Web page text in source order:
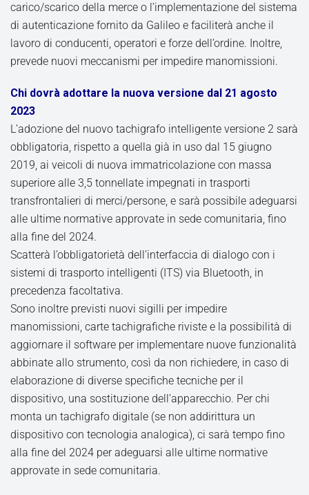
carico/scarico della merce o l’implementazione del sistema
di autenticazione fornito da Galileo e faciliterà anche il
lavoro di conducenti, operatori e forze dell’ordine. Inoltre,
prevede nuovi meccanismi per impedire manomissioni.
Chi dovrà adottare la nuova versione dal 21 agosto
2023
L’adozione del nuovo tachigrafo intelligente versione 2 sarà
obbligatoria, rispetto a quella già in uso dal 15 giugno
2019, ai veicoli di nuova immatricolazione con massa
superiore alle 3,5 tonnellate impegnati in trasporti
transfrontalieri di merci/persone, e sarà possibile adeguarsi
alle ultime normative approvate in sede comunitaria, fino
alla fine del 2024.
Scatterà l’obbligatorietà dell’interfaccia di dialogo con i
sistemi di trasporto intelligenti (ITS) via Bluetooth, in
precedenza facoltativa.
Sono inoltre previsti nuovi sigilli per impedire
manomissioni, carte tachigrafiche riviste e la possibilità di
aggiornare il software per implementare nuove funzionalità
abbinate allo strumento, così da non richiedere, in caso di
elaborazione di diverse specifiche tecniche per il
dispositivo, una sostituzione dell’apparecchio. Per chi
monta un tachigrafo digitale (se non addirittura un
dispositivo con tecnologia analogica), ci sarà tempo fino
alla fine del 2024 per adeguarsi alle ultime normative
approvate in sede comunitaria.